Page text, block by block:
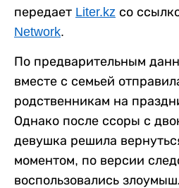
передает Liter.kz со
Network.
По предварительным
вместе с семьей
родственникам на
Однако после ссоры с
девушка решила
моментом, по версии
воспользовались